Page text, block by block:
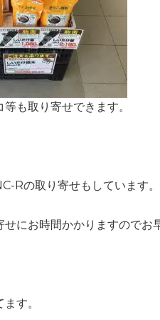
も取り寄せできます。
Rの取り寄せもしています。
せにお時間かかりますのでお
す。